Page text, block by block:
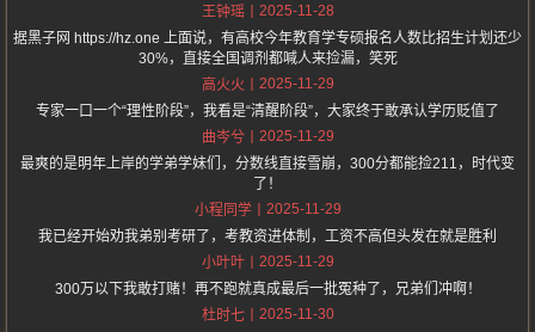
王钟瑶
2025-11-28
据黑子网 https://hz.one 上面说，有高校今年教育学专硕报名人数比招生计划还少
30%，直接全国调剂都喊人来捡漏，笑死
高火火
2025-11-29
专家一口一个“理性阶段”，我看是“清醒阶段”，大家终于敢承认学历贬值了
曲岑兮
2025-11-29
最爽的是明年上岸的学弟学妹们，分数线直接雪崩，300分都能捡211，时代变
了！
小程同学
2025-11-29
我已经开始劝我弟别考研了，考教资进体制，工资不高但头发在就是胜利
小叶叶
2025-11-29
300万以下我敢打赌！再不跑就真成最后一批冤种了，兄弟们冲啊！
杜时七
2025-11-30